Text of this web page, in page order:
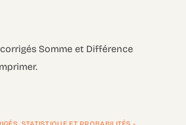
Somme et Différence